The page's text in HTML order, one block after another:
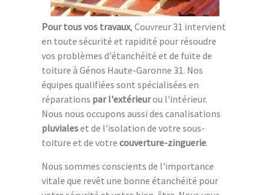
Pour tous vos travaux, Couvreur 31 intervient
en toute sécurité et rapidité pour résoudre
vos problèmes d'étanchéité et de fuite de
toiture à Génos Haute-Garonne 31. Nos
équipes qualifiées sont spécialisées en
réparations par l'extérieurou l'intérieur.
Nous nous occupons aussi des canalisations
pluvialeset de l'isolation de votre sous-
toiture et de votre couverture-zinguerie.
Nous sommes conscients de l'importance
vitale que revêt une bonne étanchéité pour